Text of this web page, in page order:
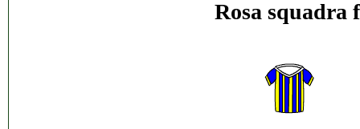
Rosa squadra